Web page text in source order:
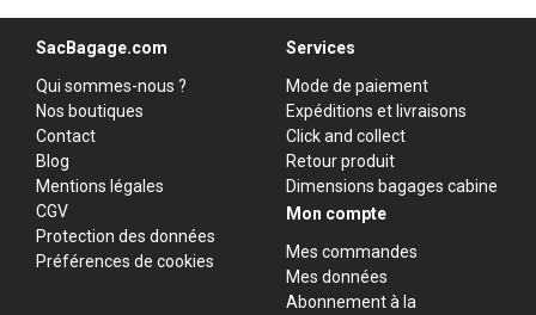
SacBagage.com
Qui sommes-nous ?
Nos boutiques
Contact
Blog
Mentions légales
CGV
Protection des données
Préférences de cookies
Services
Mode de paiement
Expéditions et livraisons
Click and collect
Retour produit
Dimensions bagages cabine
Mon compte
Mes commandes
Mes données
Abonnement à la